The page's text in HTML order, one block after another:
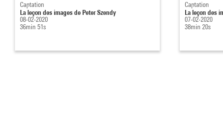
Captation
La leçon des images de Peter Szendy
08-02-2020
36min 51s
Captation
La leçon des
07-02-2020
38min 20s